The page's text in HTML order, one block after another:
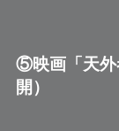
⑤映画「天外
開）